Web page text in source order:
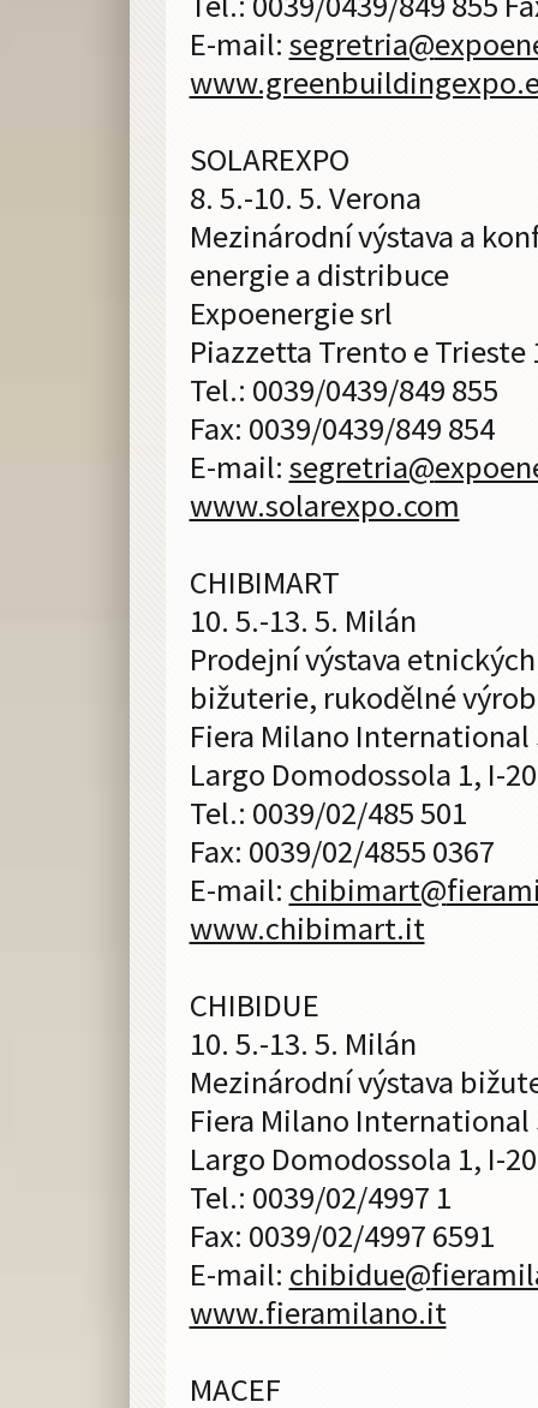
E-mail: segretria@
SOLAREXPO
8. 5.-10. 5. Verona
Mezinárodní výstava a
energie a distribuce
Expoenergie srl
Piazzetta Trento e Trieste
Tel.: 0039/0439/849 855
Fax: 0039/0439/849 854
E-mail: segretria@
www.solarexpo.com
CHIBIMART
10. 5.-13. 5. Milán
Prodejní výstava
bižuterie, rukodělné
Fiera Milano International
Largo Domodossola 1, I-
Tel.: 0039/02/485 501
Fax: 0039/02/4855 0367
E-mail: chibimart@
www.chibimart.it
CHIBIDUE
10. 5.-13. 5. Milán
Mezinárodní výstava
Fiera Milano International
Largo Domodossola 1, I-
Tel.: 0039/02/4997 1
Fax: 0039/02/4997 6591
E-mail: chibidue@
www.fieramilano.it
MACEF